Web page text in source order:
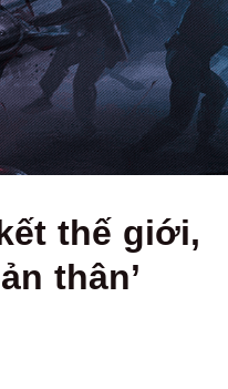
thế giới,
thân’